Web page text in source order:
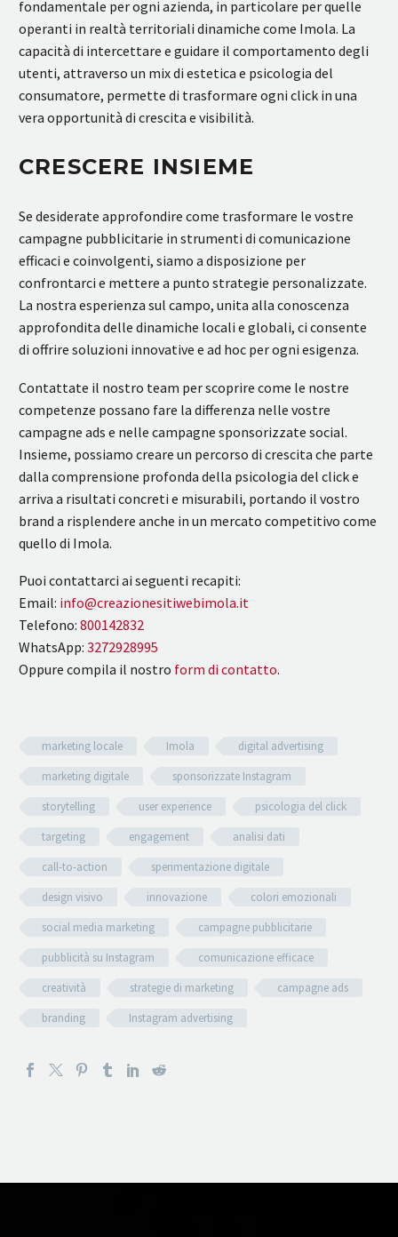
fondamentale per ogni azienda, in particolare per quelle
operanti in realtà territoriali dinamiche come Imola. La
capacità di intercettare e guidare il comportamento degli
utenti, attraverso un mix di estetica e psicologia del
consumatore, permette di trasformare ogni click in una
vera opportunità di crescita e visibilità.
CRESCERE INSIEME
Se desiderate approfondire come trasformare le vostre
campagne pubblicitarie in strumenti di comunicazione
efficaci e coinvolgenti, siamo a disposizione per
confrontarci e mettere a punto strategie personalizzate.
La nostra esperienza sul campo, unita alla conoscenza
approfondita delle dinamiche locali e globali, ci consente
di offrire soluzioni innovative e ad hoc per ogni esigenza.
Contattate il nostro team per scoprire come le nostre
competenze possano fare la differenza nelle vostre
campagne ads e nelle campagne sponsorizzate social.
Insieme, possiamo creare un percorso di crescita che parte
dalla comprensione profonda della psicologia del click e
arriva a risultati concreti e misurabili, portando il vostro
brand a risplendere anche in un mercato competitivo come
quello di Imola.
Puoi contattarci ai seguenti recapiti:
Email: info@creazionesitiwebimola.it
Telefono: 800142832
WhatsApp: 3272928995
Oppure compila il nostro form di contatto.
marketing locale Imola
digital advertising
marketing digitale
sponsorizzate Instagram
storytelling
user experience
psicologia del click
targeting
engagement
analisi dati
call-to-action
sperimentazione digitale
design visivo
innovazione
colori emozionali
social media marketing
campagne pubblicitarie
pubblicità su Instagram
comunicazione efficace
creatività
strategie di marketing
campagne ads
branding
Instagram advertising